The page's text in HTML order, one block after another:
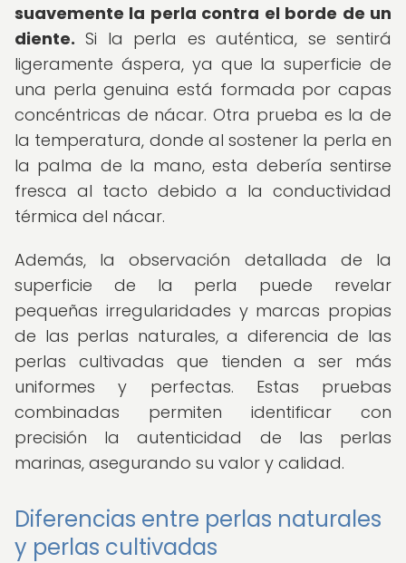
suavemente la perla contra el borde de un
diente. Si la perla es auténtica, se sentirá
ligeramente áspera, ya que la superficie de
una perla genuina está formada por capas
concéntricas de nácar. Otra prueba es la de
la temperatura, donde al sostener la perla en
la palma de la mano, esta debería sentirse
fresca al tacto debido a la conductividad
térmica del nácar.
Además, la observación detallada de la
superficie de la perla puede revelar
pequeñas irregularidades y marcas propias
de las perlas naturales, a diferencia de las
perlas cultivadas que tienden a ser más
uniformes y perfectas. Estas pruebas
combinadas permiten identificar con
precisión la autenticidad de las perlas
marinas, asegurando su valor y calidad.
Diferencias entre perlas naturales
y perlas cultivadas